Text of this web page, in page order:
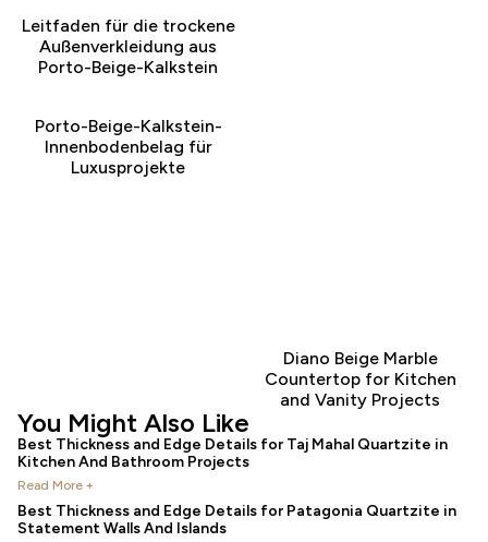
Leitfaden für die trockene
Außenverkleidung aus
Porto-Beige-Kalkstein
Porto-Beige-Kalkstein-
Innenbodenbelag für
Luxusprojekte
Diano Beige Marble
Countertop for Kitchen
and Vanity Projects
You Might Also Like
Best Thickness and Edge Details for Taj Mahal Quartzite in
Kitchen And Bathroom Projects
Read More +
Best Thickness and Edge Details for Patagonia Quartzite in
Statement Walls And Islands